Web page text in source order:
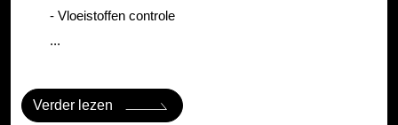
- Vloeistoffen controle
...
Verder lezen